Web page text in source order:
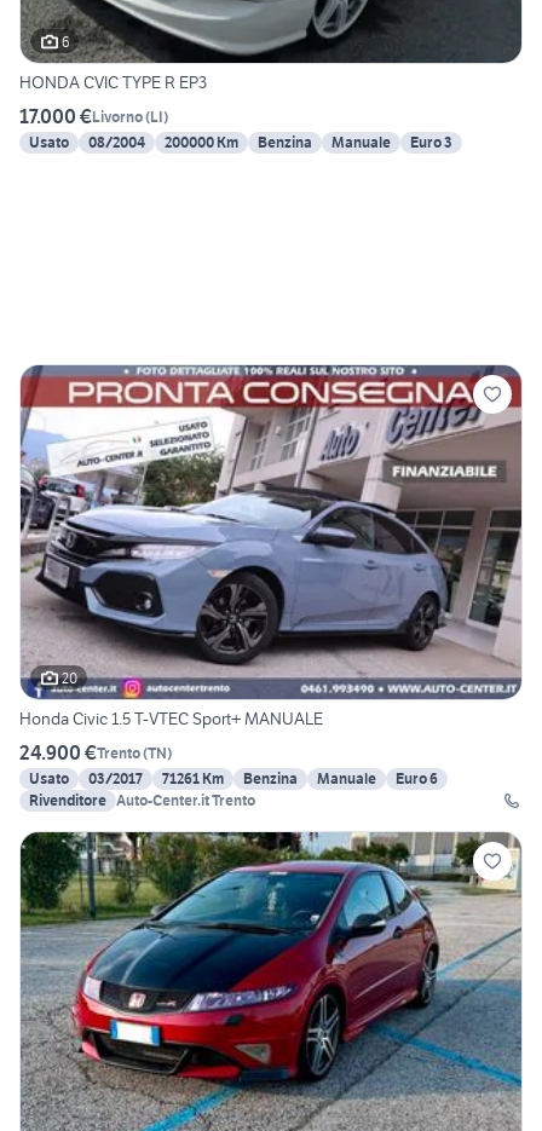
6
HONDA CVIC TYPE R EP3
17.000 €Livorno(LI)
Usato
08/2004 200000 Km Benzina Manuale Euro 3
20
Honda Civic 1.5 T-VTEC Sport+ MANUALE
24.900 €Trento(TN)
Usato
03/2017 71261 Km Benzina Manuale
Euro 6
Rivenditore Auto-Center.it Trento